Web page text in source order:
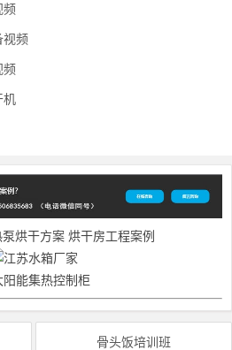
频
视频
频
机
泵烘干方案 烘干房工程案例
骨头饭培训班